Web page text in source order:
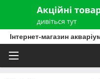
Інтернет-магазин